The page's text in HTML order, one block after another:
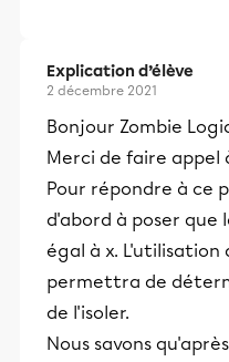
Explication d’élève
2 décembre 2021
Bonjour Zombie
Merci de faire appel
Pour répondre à ce
d'abord à poser
égal à x.
permettra de
de l'isoler.
Nous savons